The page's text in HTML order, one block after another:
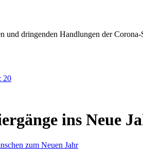
dringenden Handlungen der
20
ins Neue
zum Neuen Jahr